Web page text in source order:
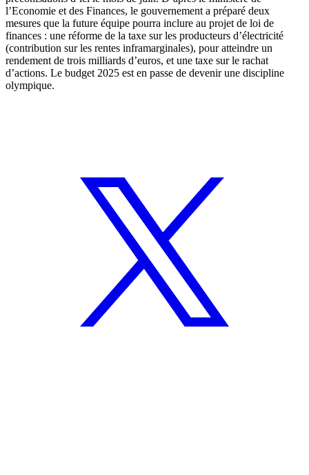
l’Economie et des Finances, le gouvernement a préparé deux
mesures que la future équipe pourra inclure au projet de loi de
finances : une réforme de la taxe sur les producteurs d’électricité
(contribution sur les rentes inframarginales), pour atteindre un
rendement de trois milliards d’euros, et une taxe sur le rachat
d’actions. Le budget 2025 est en passe de devenir une discipline
olympique.